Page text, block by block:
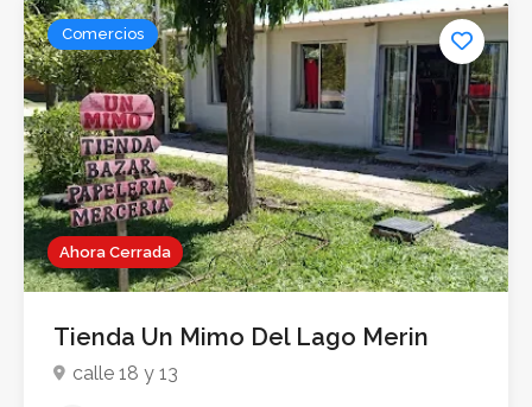
Ahora Cerrada
Comercios
Tienda Un Mimo Del Lago Merin
calle 18 y 13